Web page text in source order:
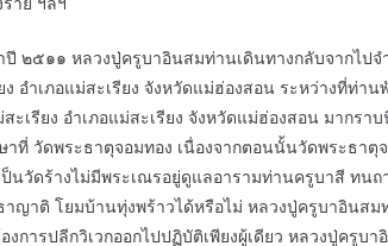
ปี ๒๕๑๑ หลวงปู่ครูบาอินสมท่านเดินทางกลับจากไป
ง อำเภอแม่สะเรียง จังหวัดแม่ฮ่องสอน ระหว่างที่ท่
ะเรียง อำเภอแม่สะเรียง จังหวัดแม่ฮ่องสอน มากร
าที่ วัดพระธาตุจอมทอง เนื่องจากตอนนั้นวัดพระธาตุ
ป็นวัดร้างไม่มีพระเณรอยู่ดูแลอารามท่านครูบาสี ทน
าญาติ โยมบ้านทุ่งพร้าวได้หรือไม่ หลวงปู่ครูบาอินส
การปลีกวิเวกออกไปปฏิบัติเพียงผู้เดียว หลวงปู่ครู